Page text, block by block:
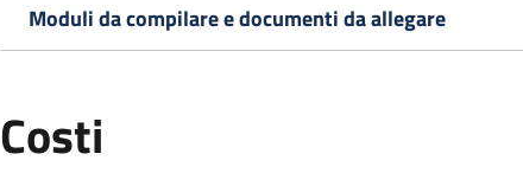
Moduli da compilare e documenti da allegare
Costi